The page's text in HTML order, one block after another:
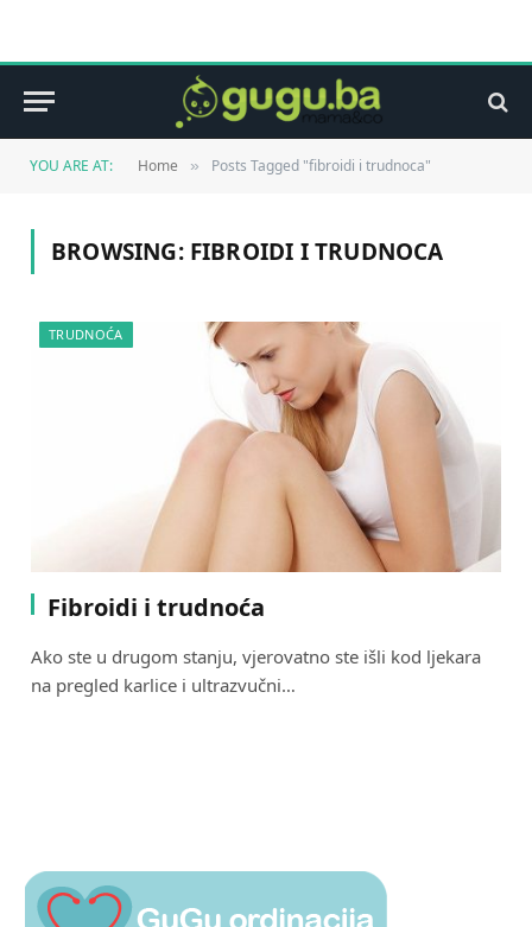
YOU ARE AT: Home » Posts Tagged "fibroidi i trudnoca"
BROWSING: FIBROIDI I TRUDNOCA
TRUDNOĆA
Fibroidi i trudnoća
Ako ste u drugom stanju, vjerovatno ste išli kod ljekara
na pregled karlice i ultrazvučni…